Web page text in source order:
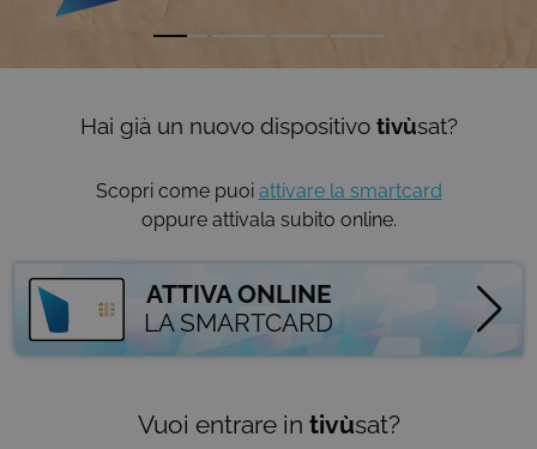
Hai già un nuovo dispositivo tivùsat?
Scopri come puoi attivare la smartcard
oppure attivala subito online.
ATTIVA ONLINE
LA SMARTCARD
Vuoi entrare in tivùsat?